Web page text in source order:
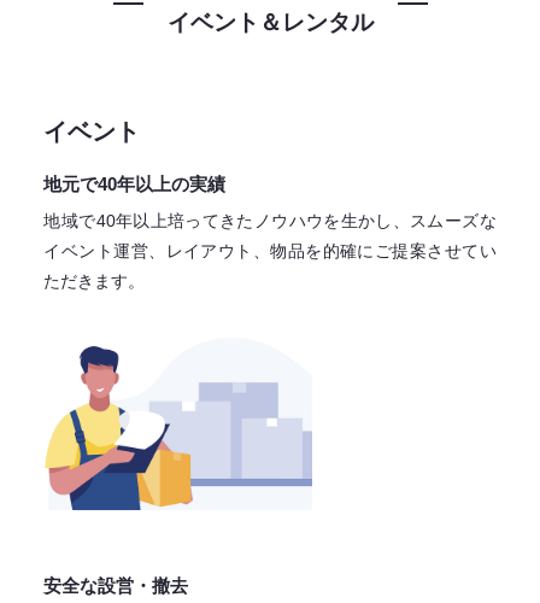
イベント＆レンタル
イベント
地元で40年以上の実績
地域で40年以上培ってきたノウハウを生かし、スムーズな
イベント運営、レイアウト、物品を的確にご提案させてい
ただきます。
安全な設営・撤去